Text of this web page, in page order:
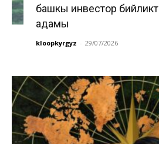
башкы инвестор
адамы
kloopkyrgyz - 29/07/2026